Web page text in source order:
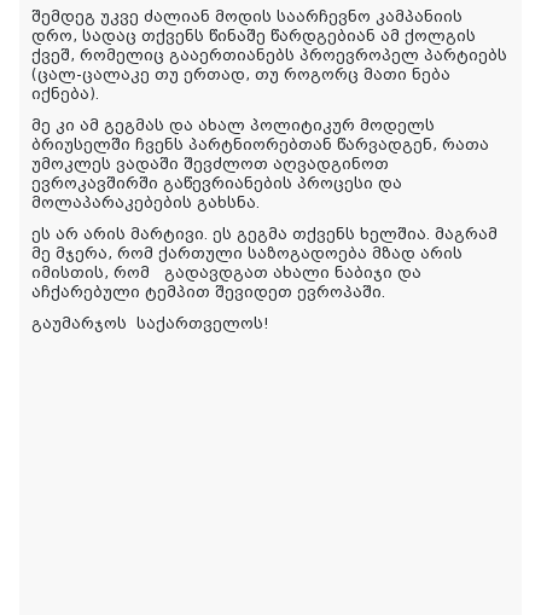
შემდეგ უკვე ძალიან მოდის საარჩევნო კამპანიის
დრო, სადაც თქვენს წინაშე წარდგებიან ამ ქოლგის
ქვეშ, რომელიც გააერთიანებს პროევროპელ პარტიებს
(ცალ-ცალაკე თუ ერთად, თუ როგორც მათი ნება
იქნება).
მე კი ამ გეგმას და ახალ პოლიტიკურ მოდელს
ბრიუსელში ჩვენს პარტნიორებთან წარვადგენ, რათა
უმოკლეს ვადაში შევძლოთ აღვადგინოთ
ევროკავშირში გაწევრიანების პროცესი და
მოლაპარაკებების გახსნა.
ეს არ არის მარტივი. ეს გეგმა თქვენს ხელშია. მაგრამ
მე მჯერა, რომ ქართული საზოგადოება მზად არის
იმისთის, რომ გადავდგათ ახალი ნაბიჯი და
აჩქარებული ტემპით შევიდეთ ევროპაში.
გაუმარჯოს საქართველოს!